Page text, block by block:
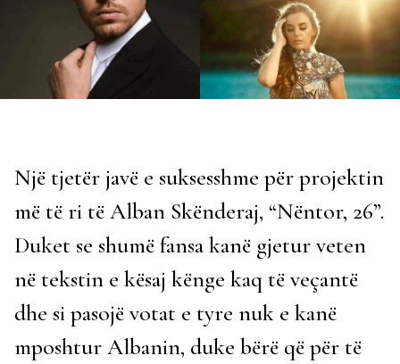
Një tjetër javë e suksesshme për projektin
më të ri të Alban Skënderaj, “Nëntor, 26”.
Duket se shumë fansa kanë gjetur veten
në tekstin e kësaj kënge kaq të veçantë
dhe si pasojë votat e tyre nuk e kanë
mposhtur Albanin, duke bërë që për të